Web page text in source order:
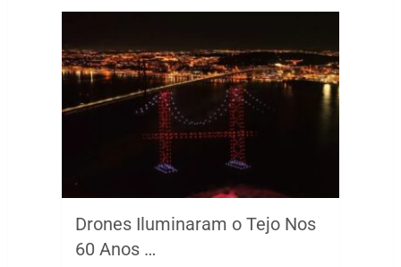
Drones Iluminaram o Tejo Nos
60 Anos …